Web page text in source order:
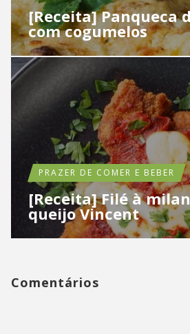
[Receita] Panqueca
com cogumelos
PRAZER DE COMER E BEBER
[Receita] Filé à
queijo Vincent
Comentários